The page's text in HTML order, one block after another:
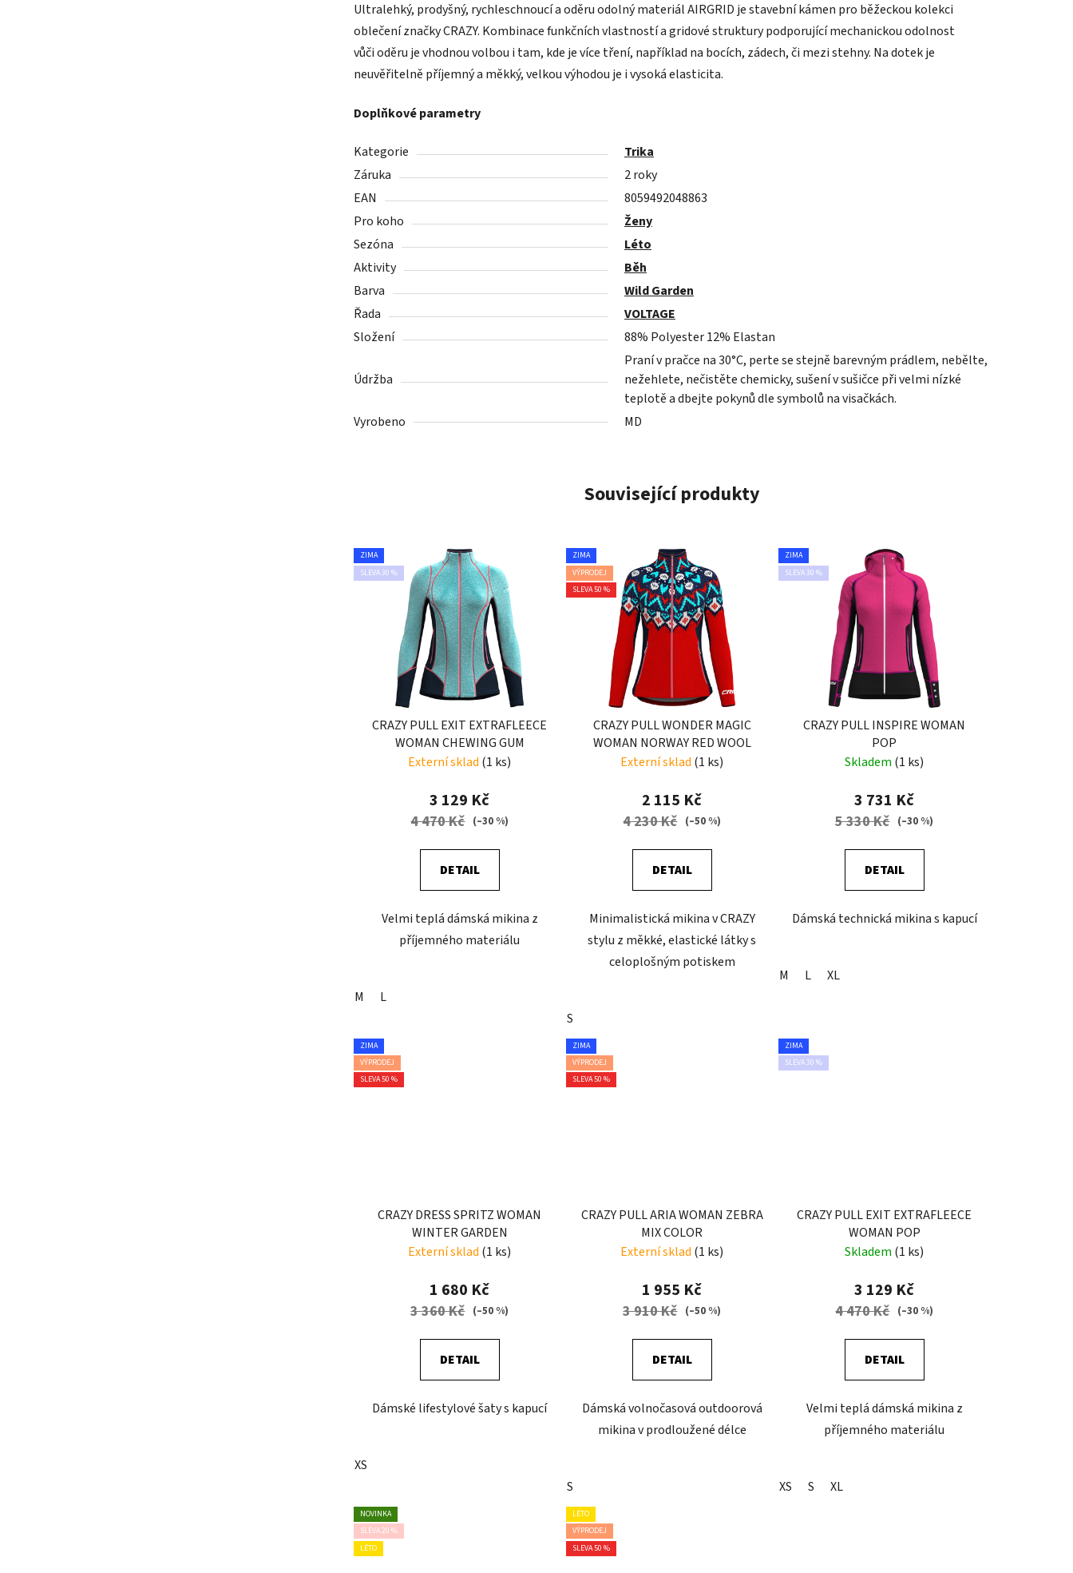
Ultralehký, prodyšný, rychleschnoucí a oděru odolný materiál AIRGRID je stavební kámen pro běžeckou kolekci
oblečení značky CRAZY. Kombinace funkčních vlastností a gridové struktury podporující mechanickou odolnost
vůči oděru je vhodnou volbou i tam, kde je více tření, například na bocích, zádech, či mezi stehny. Na dotek je
neuvěřitelně příjemný a měkký, velkou výhodou je i vysoká elasticita.
Doplňkové parametry
Kategorie
Trika
Záruka
2 roky
EAN
8059492048863
Pro koho
Ženy
Sezóna
Léto
Aktivity
Běh
Barva
Wild Garden
Řada
VOLTAGE
Složení
88% Polyester 12% Elastan
Údržba
Praní v pračce na 30°C, perte se stejně barevným prádlem, nebělte,
nežehlete, nečistěte chemicky, sušení v sušičce při velmi nízké
teplotě a dbejte pokynů dle symbolů na visačkách.
Vyrobeno
MD
Související produkty
ZIMA
SLEVA 30 %
CRAZY PULL EXIT EXTRAFLEECE
WOMAN CHEWING GUM
Externí sklad (1 ks)
3 129 Kč
4 470 Kč (–30 %)
DETAIL
Velmi teplá dámská mikina z
příjemného materiálu
M L
ZIMA
VÝPRODEJ
SLEVA 50 %
CRAZY PULL WONDER MAGIC
WOMAN NORWAY RED WOOL
Externí sklad (1 ks)
2 115 Kč
4 230 Kč (–50 %)
DETAIL
Minimalistická mikina v CRAZY
stylu z měkké, elastické látky s
celoplošným potiskem
S
ZIMA
SLEVA 30 %
CRAZY PULL INSPIRE WOMAN
POP
Skladem (1 ks)
3 731 Kč
5 330 Kč (–30 %)
DETAIL
Dámská technická mikina s kapucí
M L XL
ZIMA
VÝPRODEJ
SLEVA 50 %
CRAZY DRESS SPRITZ WOMAN
WINTER GARDEN
Externí sklad (1 ks)
1 680 Kč
3 360 Kč (–50 %)
DETAIL
Dámské lifestylové šaty s kapucí
XS
ZIMA
VÝPRODEJ
SLEVA 50 %
CRAZY PULL ARIA WOMAN ZEBRA
MIX COLOR
Externí sklad (1 ks)
1 955 Kč
3 910 Kč (–50 %)
DETAIL
Dámská volnočasová outdoorová
mikina v prodloužené délce
S
ZIMA
SLEVA 30 %
CRAZY PULL EXIT EXTRAFLEECE
WOMAN POP
Skladem (1 ks)
3 129 Kč
4 470 Kč (–30 %)
DETAIL
Velmi teplá dámská mikina z
příjemného materiálu
XS S XL
NOVINKA
SLEVA 20 %
LÉTO
LÉTO
VÝPRODEJ
SLEVA 50 %